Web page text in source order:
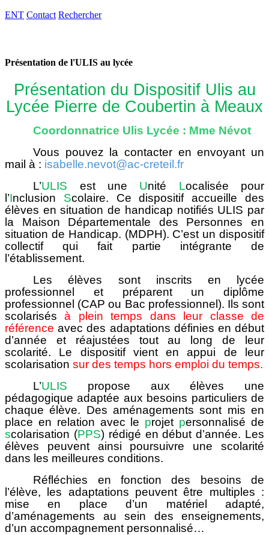
ENT Contact Rechercher
Présentation de l'ULIS au lycée
Présentation du Dispositif Ulis au
Lycée Pierre de Coubertin à Meaux
Coordonnatrice Ulis Lycée : Mme Névot
Vous pouvez la contacter en envoyant un
mail à : isabelle.nevot@ac-creteil.fr
L’ULIS est une Unité Localisée pour
l’Inclusion Scolaire. Ce dispositif accueille des
élèves en situation de handicap notifiés ULIS par
la Maison Départementale des Personnes en
situation de Handicap. (MDPH). C’est un dispositif
collectif qui fait partie intégrante de
l’établissement.
Les élèves sont inscrits en lycée
professionnel et préparent un diplôme
professionnel (CAP ou Bac professionnel). Ils sont
scolarisésà plein temps dans leur classe de
référenceavec des adaptations définies en début
d’année et réajustées tout au long de leur
scolarité. Le dispositif vient en appui de leur
scolarisation sur des temps hors emploi du temps.
L’ULIS propose aux élèves une
pédagogique adaptée aux besoins particuliers de
chaque élève. Des aménagements sont mis en
place en relation avec le projet personnalisé de
scolarisation (PPS) rédigé en début d’année. Les
élèves peuvent ainsi poursuivre une scolarité
dans les meilleures conditions.
Réfléchies en fonction des besoins de
l’élève, les adaptations peuvent être multiples :
mise en place d’un matériel adapté,
d’aménagements au sein des enseignements,
d’un accompagnement personnalisé…